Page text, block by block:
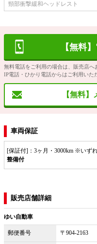
頸部衝撃緩和ヘッドレスト
【無料
無料電話をご利用の場合は、販売店へ
IP電話・ひかり電話からはご利用いた
【無料
車両保証
[保証付]：3ヶ月・3000km ※いず
整備付
販売店舗詳細
ゆい自動車
郵便番号 〒904-2163